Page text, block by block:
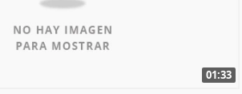
01:33